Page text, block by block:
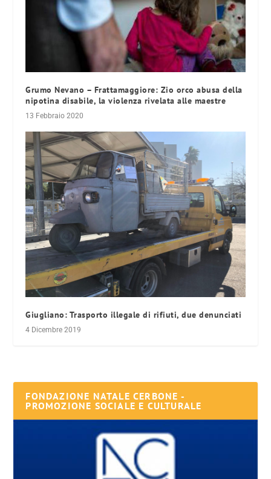
Grumo Nevano – Frattamaggiore: Zio orco abusa della
nipotina disabile, la violenza rivelata alle maestre
13 Febbraio 2020
Giugliano: Trasporto illegale di rifiuti, due denunciati
4 Dicembre 2019
FONDAZIONE NATALE CERBONE -
PROMOZIONE SOCIALE E CULTURALE